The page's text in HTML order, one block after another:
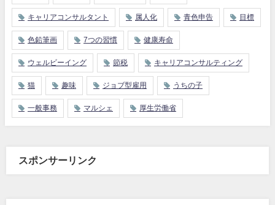
キャリアコンサルタント 属人化 青色申告 目標
色鉛筆画 7つの習慣 健康寿命
ウェルビーイング 節税 キャリアコンサルティング
猫 趣味 ジョブ型雇用 うちの子
一般事務 マルシェ 厚生労働省
スポンサーリンク